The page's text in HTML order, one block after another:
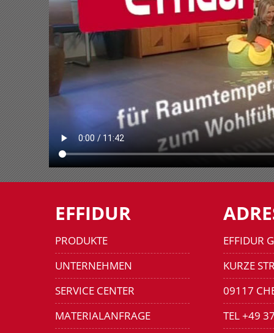
EFFIDUR
PRODUKTE
UNTERNEHMEN
SERVICE CENTER
MATERIALANFRAGE
EFFIDUR
KURZE
09117
TEL +49